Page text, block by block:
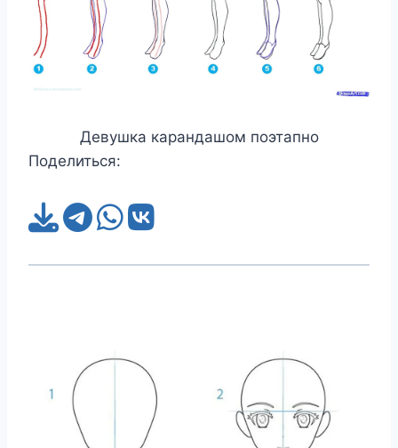
Девушка карандашом поэтапно
Поделиться: